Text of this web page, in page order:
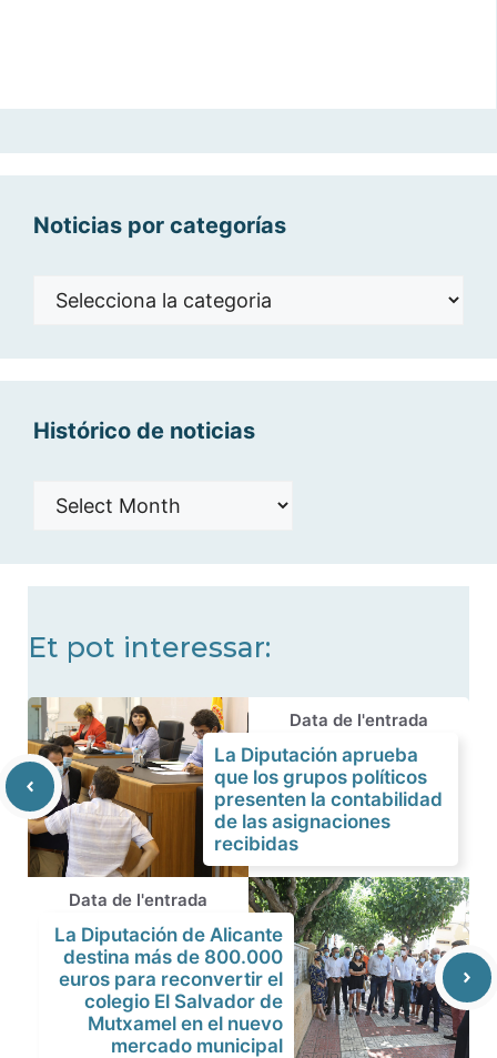
Noticias por categorías
Noticias
Histórico de noticias
Histórico
Et pot interessar:
Data de l'entrada
La Diputación aprueba
que los grupos políticos
presenten la contabilidad
de las asignaciones
recibidas
Data de l'entrada
La Diputación de Alicante
destina más de 800.000
euros para reconvertir el
colegio El Salvador de
Mutxamel en el nuevo
mercado municipal